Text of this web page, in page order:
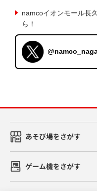
namcoイオンモール長
ら！
あそび場をさがす
ゲーム機をさがす